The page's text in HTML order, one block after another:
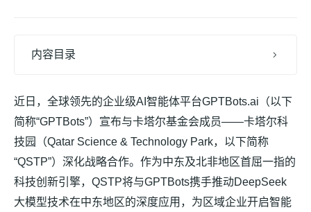
内容目录
近日，全球领先的企业级AI智能体平台GPTBots.ai（以下
简称“GPTBots”）宣布与卡塔尔基金会成员——卡塔尔科
技园（Qatar Science & Technology Park，以下简称
“QSTP”）深化战略合作。作为中东及北非地区首屈一指的
科技创新引擎，QSTP将与GPTBots携手推动DeepSeek
大模型技术在中东地区的深度应用，为区域企业开启智能